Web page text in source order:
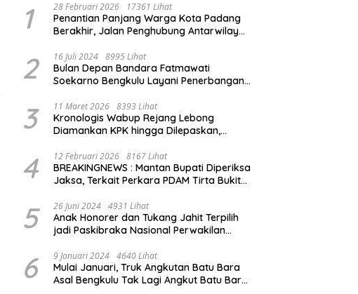
1 28 Februari 2026 17361 Lihat
Penantian Panjang Warga Kota Padang
Berakhir, Jalan Penghubung Antarwilayah
2 16 Juli 2024 8995 Lihat
Bulan Depan Bandara Fatmawati
Soekarno Bengkulu Layani Penerbangan
3 11 Maret 2026 8393 Lihat
Kronologis Wabup Rejang Lebong
Diamankan KPK hingga Dilepaskan,
4 12 Februari 2026 8167 Lihat
BREAKINGNEWS : Mantan Bupati Diperiksa
Jaksa, Terkait Perkara PDAM Tirta Bukit
5 26 Juni 2024 4931 Lihat
Anak Honorer dan Tukang Jahit Terpilih
jadi Paskibraka Nasional Perwakilan
6 9 Januari 2024 4640 Lihat
Mulai Januari, Truk Angkutan Batu Bara
Asal Bengkulu Tak Lagi Angkut Batu Bara